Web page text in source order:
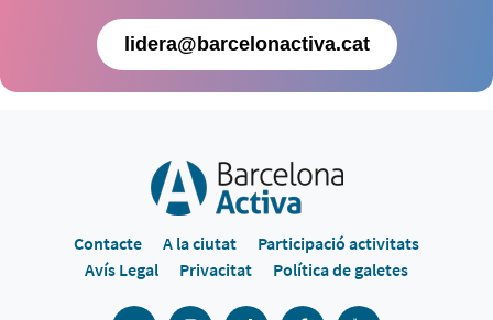
lidera@barcelonactiva.cat
Contacte A la ciutat
Participació activitats
Avís Legal
Privacitat Política de galetes